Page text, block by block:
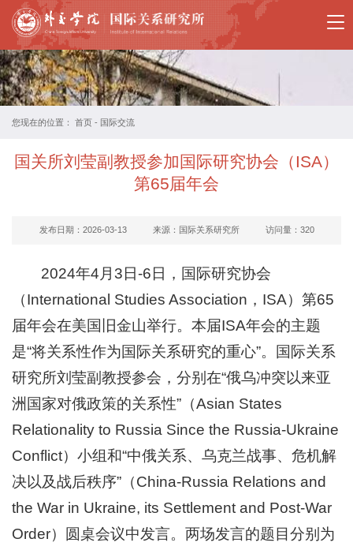
国
关
所
国
际
流
科
研
工
您现在的位置： 首页 - 国际交流
国关所刘莹副教授参加国际研究协会（ISA）
第65届年会
发布日期：2026-03-13 来源：国际关系研究所 访问量： 320
2024年4月3日-6日，国际研究协会
（International Studies Association，ISA）第65
届年会在美国旧金山举行。本届ISA年会的主题
是“将关系性作为国际关系研究的重心”。国际关系
研究所刘莹副教授参会，分别在“俄乌冲突以来亚
洲国家对俄政策的关系性”（Asian States
Relationality to Russia Since the Russia-Ukraine
Conflict）小组和“中俄关系、乌克兰战事、危机解
决以及战后秩序”（China-Russia Relations and
the War in Ukraine, its Settlement and Post-War
Order）圆桌会议中发言。两场发言的题目分别为